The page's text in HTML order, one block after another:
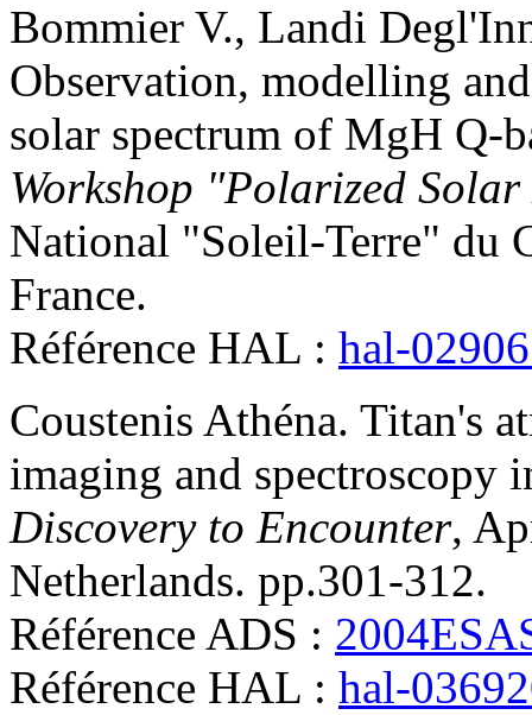
Bommier V., Landi
Observation, modelling
solar spectrum of MgH Q-
Workshop "Polarized
National "Soleil-Terre" du
France.
Référence HAL : hal-
Coustenis Athéna. Titan's
imaging and spectroscopy
Discovery to Encounter,
Netherlands. pp.301-312.
Référence ADS :
Référence HAL : hal-